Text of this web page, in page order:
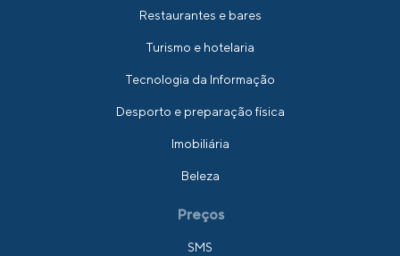
Restaurantes e bares
Turismo e hotelaria
Tecnologia da Informação
Desporto e preparação física
Imobiliária
Beleza
Preços
SMS